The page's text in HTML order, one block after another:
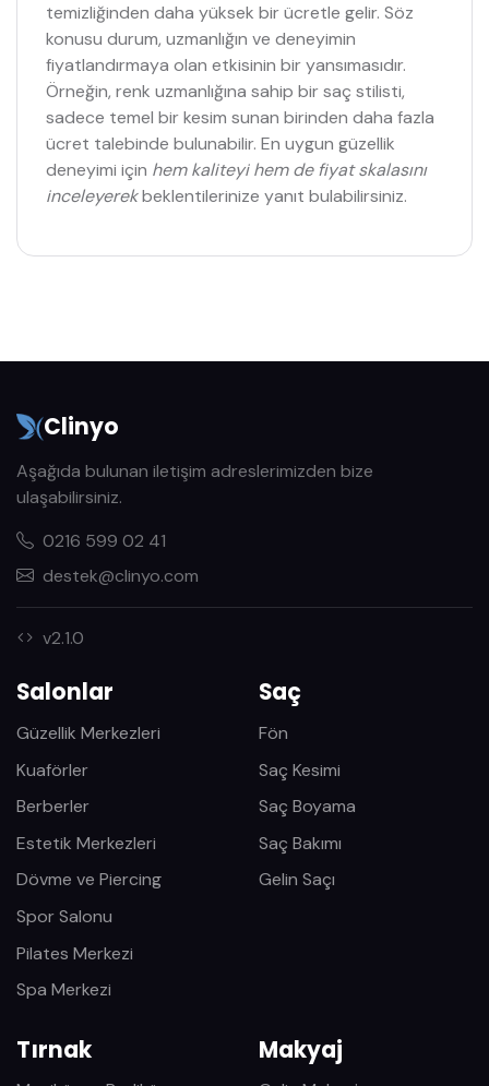
temizliğinden daha yüksek bir ücretle gelir. Söz
konusu durum, uzmanlığın ve deneyimin
fiyatlandırmaya olan etkisinin bir yansımasıdır.
Örneğin, renk uzmanlığına sahip bir saç stilisti,
sadece temel bir kesim sunan birinden daha fazla
ücret talebinde bulunabilir. En uygun güzellik
deneyimi için hem kaliteyi hem de fiyat skalasını
inceleyerekbeklentilerinize yanıt bulabilirsiniz.
Clinyo
Aşağıda bulunan iletişim adreslerimizden bize
ulaşabilirsiniz.
0216 599 02 41
destek@clinyo.com
v2.1.0
Salonlar
Güzellik Merkezleri
Kuaförler
Berberler
Estetik Merkezleri
Dövme ve Piercing
Spor Salonu
Pilates Merkezi
Spa Merkezi
Saç
Fön
Saç Kesimi
Saç Boyama
Saç Bakımı
Gelin Saçı
Tırnak Makyaj